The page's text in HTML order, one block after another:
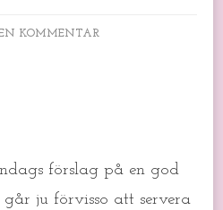
KOMMENTARPÅ
förslag på en god
går ju förvisso att servera